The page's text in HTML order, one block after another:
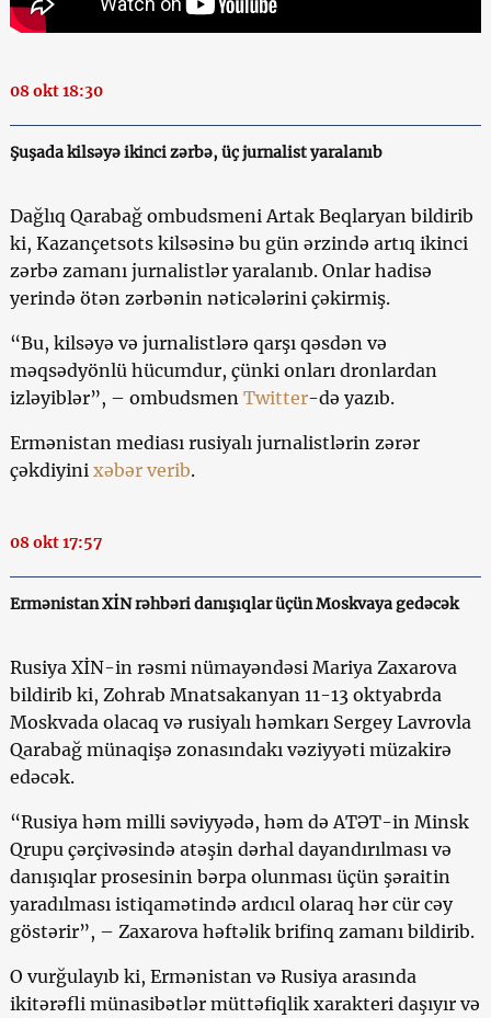
08 okt 18:30
Şuşada kilsəyə ikinci zərbə, üç jurnalist yaralanıb
Dağlıq Qarabağ ombudsmeni Artak Beqlaryan bildirib
ki, Kazançetsots kilsəsinə bu gün ərzində artıq ikinci
zərbə zamanı jurnalistlər yaralanıb. Onlar hadisə
yerində ötən zərbənin nəticələrini çəkirmiş.
“Bu, kilsəyə və jurnalistlərə qarşı qəsdən və
məqsədyönlü hücumdur, çünki onları dronlardan
izləyiblər”, – ombudsmen Twitter-də yazıb.
Ermənistan mediası rusiyalı jurnalistlərin zərər
çəkdiyini xəbər verib.
08 okt 17:57
Ermənistan XİN rəhbəri danışıqlar üçün Moskvaya gedəcək
Rusiya XİN-in rəsmi nümayəndəsi Mariya Zaxarova
bildirib ki, Zohrab Mnatsakanyan 11-13 oktyabrda
Moskvada olacaq və rusiyalı həmkarı Sergey Lavrovla
Qarabağ münaqişə zonasındakı vəziyyəti müzakirə
edəcək.
“Rusiya həm milli səviyyədə, həm də ATƏT-in Minsk
Qrupu çərçivəsində atəşin dərhal dayandırılması və
danışıqlar prosesinin bərpa olunması üçün şəraitin
yaradılması istiqamətində ardıcıl olaraq hər cür cəy
göstərir”, – Zaxarova həftəlik brifinq zamanı bildirib.
O vurğulayıb ki, Ermənistan və Rusiya arasında
ikitərəfli münasibətlər müttəfiqlik xarakteri daşıyır və